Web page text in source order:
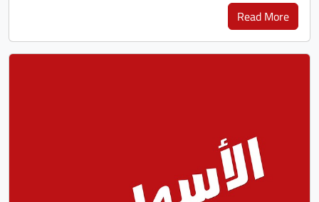
Read More